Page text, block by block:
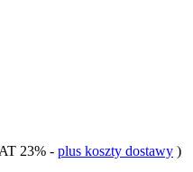
23% - plus koszty dostawy )